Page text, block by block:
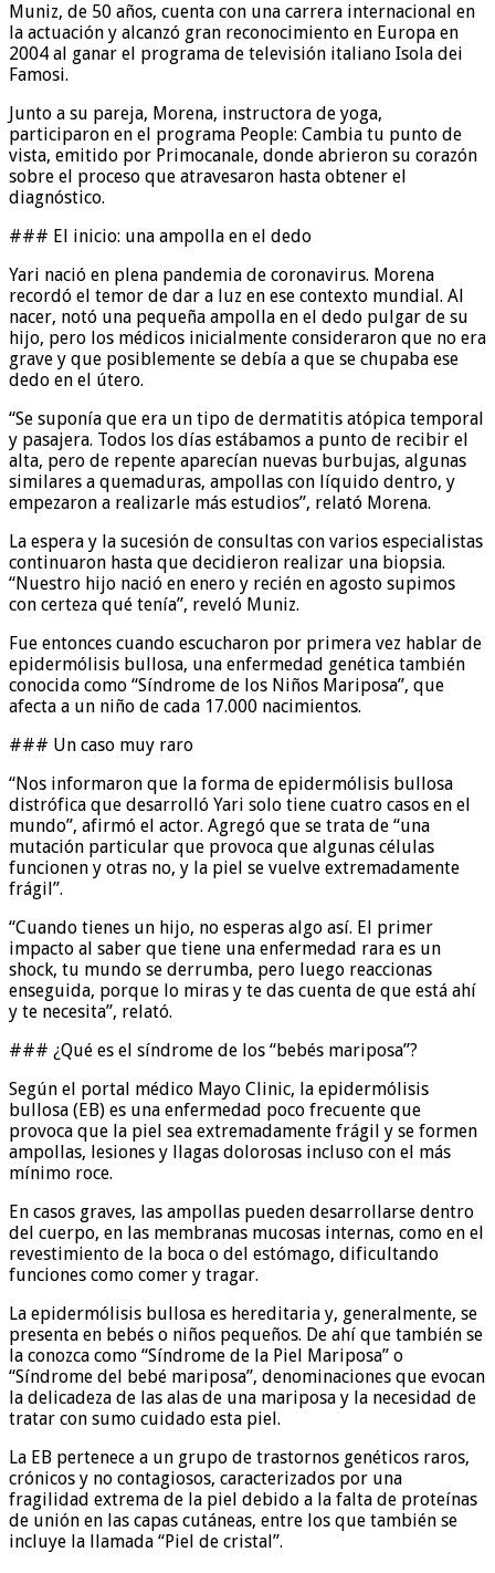
Muniz, de 50 años, cuenta con una carrera internacional en
la actuación y alcanzó gran reconocimiento en Europa en
2004 al ganar el programa de televisión italiano Isola dei
Famosi.
Junto a su pareja, Morena, instructora de yoga,
participaron en el programa People: Cambia tu punto de
vista, emitido por Primocanale, donde abrieron su corazón
sobre el proceso que atravesaron hasta obtener el
diagnóstico.
### El inicio: una ampolla en el dedo
Yari nació en plena pandemia de coronavirus. Morena
recordó el temor de dar a luz en ese contexto mundial. Al
nacer, notó una pequeña ampolla en el dedo pulgar de su
hijo, pero los médicos inicialmente consideraron que no era
grave y que posiblemente se debía a que se chupaba ese
dedo en el útero.
“Se suponía que era un tipo de dermatitis atópica temporal
y pasajera. Todos los días estábamos a punto de recibir el
alta, pero de repente aparecían nuevas burbujas, algunas
similares a quemaduras, ampollas con líquido dentro, y
empezaron a realizarle más estudios”, relató Morena.
La espera y la sucesión de consultas con varios especialistas
continuaron hasta que decidieron realizar una biopsia.
“Nuestro hijo nació en enero y recién en agosto supimos
con certeza qué tenía”, reveló Muniz.
Fue entonces cuando escucharon por primera vez hablar de
epidermólisis bullosa, una enfermedad genética también
conocida como “Síndrome de los Niños Mariposa”, que
afecta a un niño de cada 17.000 nacimientos.
### Un caso muy raro
“Nos informaron que la forma de epidermólisis bullosa
distrófica que desarrolló Yari solo tiene cuatro casos en el
mundo”, afirmó el actor. Agregó que se trata de “una
mutación particular que provoca que algunas células
funcionen y otras no, y la piel se vuelve extremadamente
frágil”.
“Cuando tienes un hijo, no esperas algo así. El primer
impacto al saber que tiene una enfermedad rara es un
shock, tu mundo se derrumba, pero luego reaccionas
enseguida, porque lo miras y te das cuenta de que está ahí
y te necesita”, relató.
### ¿Qué es el síndrome de los “bebés mariposa”?
Según el portal médico Mayo Clinic, la epidermólisis
bullosa (EB) es una enfermedad poco frecuente que
provoca que la piel sea extremadamente frágil y se formen
ampollas, lesiones y llagas dolorosas incluso con el más
mínimo roce.
En casos graves, las ampollas pueden desarrollarse dentro
del cuerpo, en las membranas mucosas internas, como en el
revestimiento de la boca o del estómago, dificultando
funciones como comer y tragar.
La epidermólisis bullosa es hereditaria y, generalmente, se
presenta en bebés o niños pequeños. De ahí que también se
la conozca como “Síndrome de la Piel Mariposa” o
“Síndrome del bebé mariposa”, denominaciones que evocan
la delicadeza de las alas de una mariposa y la necesidad de
tratar con sumo cuidado esta piel.
La EB pertenece a un grupo de trastornos genéticos raros,
crónicos y no contagiosos, caracterizados por una
fragilidad extrema de la piel debido a la falta de proteínas
de unión en las capas cutáneas, entre los que también se
incluye la llamada “Piel de cristal”.